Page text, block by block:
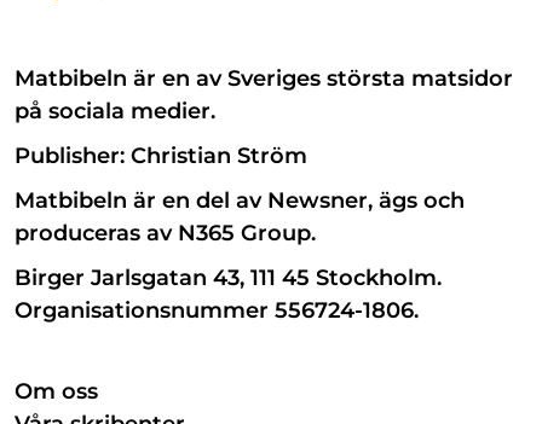
Matbibeln är en av Sveriges största matsidor
på sociala medier.
Publisher: Christian Ström
Matbibeln är en del av Newsner, ägs och
produceras av N365 Group.
Birger Jarlsgatan 43, 111 45 Stockholm.
Organisationsnummer 556724-1806.
Om oss